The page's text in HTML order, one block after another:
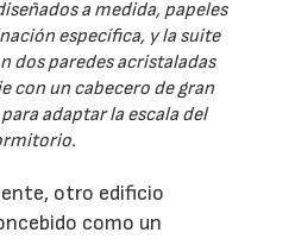
a medida, papeles
específica, y la suite
dos paredes acristaladas
con un cabecero de gran
adaptar la escala del
otro edificio
como un